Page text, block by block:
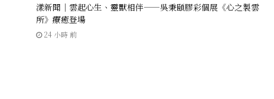
漾新聞｜雲起心生、靈獸相伴——吳秉頤膠彩個展《心之製雲
所》療癒登場
24 小時 前